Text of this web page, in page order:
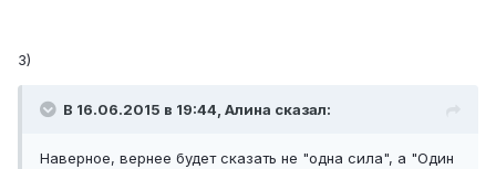
3)
В 16.06.2015 в 19:44, Алина сказал:
Наверное, вернее будет сказать не "одна сила", а "Один